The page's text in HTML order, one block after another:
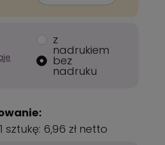
z
nadrukiem
bez
nadruku
sztukę: 6,96 zł netto